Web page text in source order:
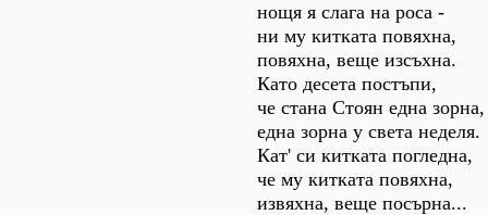
нощя я слага на роса -
ни му китката повяхна,
повяхна, веще изсъхна.
Като десета постъпи,
че стана Стоян една зорна,
една зорна у света неделя.
Кат' си китката погледна,
че му китката повяхна,
извяхна, веще посърна...